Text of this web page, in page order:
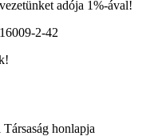
adója 1%-ával!
2-42
honlapja